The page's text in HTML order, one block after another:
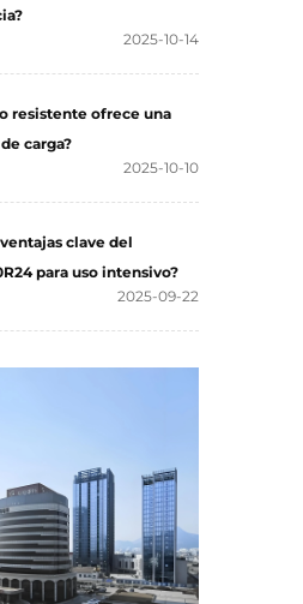
2025-10-14
resistente ofrece una
carga?
2025-10-10
clave del
para uso intensivo?
2025-09-22